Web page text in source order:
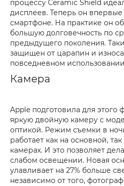
процессу Ceramic Shield
дисплеев. Теперь он впервые
смартфоне. На практике он
большую долговечность по
предыдущего поколения.
защищен от царапин и
повседневном
Камера
Apple подготовила для этого
яркую двойную камеру с
оптикой. Режим съемки в
работает как на основной,
камерах. И это позволяет
слабом освещении. Новая
улавливает на 27% больше
независимо от того,